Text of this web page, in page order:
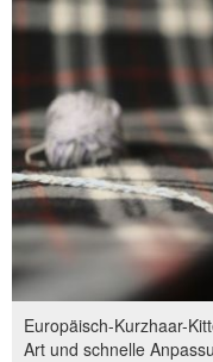
Europäisch-Kurzhaar-
Art und schnelle